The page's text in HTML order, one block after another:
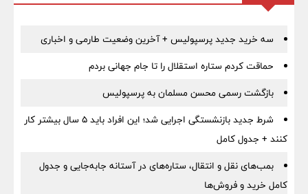
سه خرید جدید پرسپولیس + آخرین وضعیت طارمی و اخباری
حماقت کردم ستاره استقلال را تا جام جهانی بردم
بازگشت رسمی محسن مسلمان به پرسپولیس
شرط جدید بازنشستگی اجرایی شد؛ این افراد باید ۵ سال بیشتر کار
کنند + جدول کامل
بمب‌های نقل و انتقال، ستاره‌های در آستانه جابه‌جایی و جدول
کامل خرید و فروش‌ها